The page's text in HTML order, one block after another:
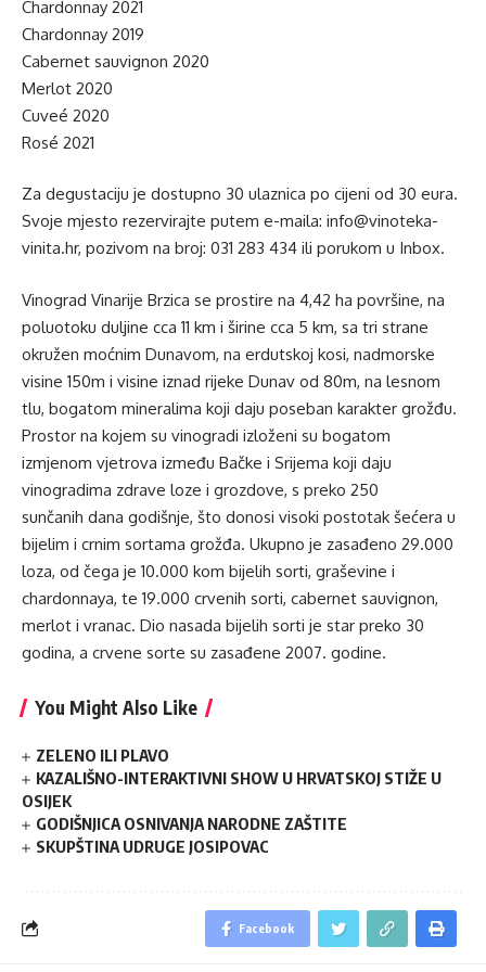
Chardonnay 2021
Chardonnay 2019
Cabernet sauvignon 2020
Merlot 2020
Cuveé 2020
Rosé 2021
Za degustaciju je dostupno 30 ulaznica po cijeni od 30 eura.
Svoje mjesto rezervirajte putem e-maila: info@vinoteka-
vinita.hr, pozivom na broj: 031 283 434 ili porukom u Inbox.
Vinograd Vinarije Brzica se prostire na 4,42 ha površine, na
poluotoku duljine cca 11 km i širine cca 5 km, sa tri strane
okružen moćnim Dunavom, na erdutskoj kosi, nadmorske
visine 150m i visine iznad rijeke Dunav od 80m, na lesnom
tlu, bogatom mineralima koji daju poseban karakter grožđu.
Prostor na kojem su vinogradi izloženi su bogatom
izmjenom vjetrova između Bačke i Srijema koji daju
vinogradima zdrave loze i grozdove, s preko 250
sunčanih dana godišnje, što donosi visoki postotak šećera u
bijelim i crnim sortama grožđa. Ukupno je zasađeno 29.000
loza, od čega je 10.000 kom bijelih sorti, graševine i
chardonnaya, te 19.000 crvenih sorti, cabernet sauvignon,
merlot i vranac. Dio nasada bijelih sorti je star preko 30
godina, a crvene sorte su zasađene 2007. godine.
You Might Also Like
ZELENO ILI PLAVO
KAZALIŠNO-INTERAKTIVNI SHOW U HRVATSKOJ STIŽE U
OSIJEK
GODIŠNJICA OSNIVANJA NARODNE ZAŠTITE
SKUPŠTINA UDRUGE JOSIPOVAC
Facebook